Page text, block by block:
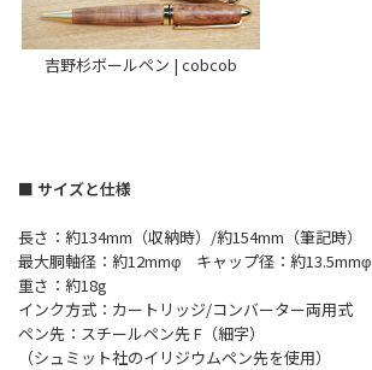
吉野杉ボールペン | cobcob
■ サイズと仕様
長さ：約134mm（収納時）/約154mm（筆記時）
最大胴軸径：約12mmφ キャップ径：約13.5mmφ
重さ：約18g
インク方式：カートリッジ/コンバーター両用式
ペン先：スチールペン先 F（細字）
（シュミット社のイリジウムペン先を使用）